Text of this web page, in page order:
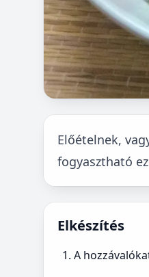
Előételnek,
fogyasztható
Elkészítés
A